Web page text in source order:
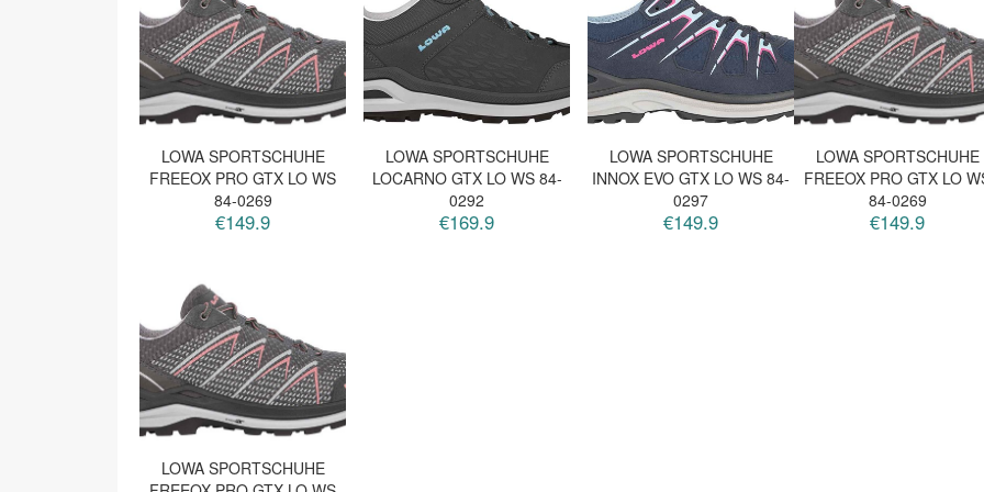
LOWA SPORTSCHUHE
FREEOX PRO GTX LO WS
84-0269
€149.9
LOWA SPORTSCHUHE
LOCARNO GTX LO WS 84-
0292
€169.9
LOWA SPORTSCHUHE
INNOX EVO GTX LO WS 84-
0297
€149.9
LOWA SPORTSCHUHE
FREEOX PRO GTX LO
84-0269
€149.9
LOWA SPORTSCHUHE